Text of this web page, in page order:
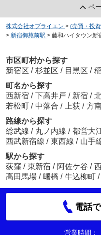
ペ
株式会社オブライエン > (売買・投
> 新宿御苑前駅 > 藤和ハイタウン新
市区町村から探す
新宿区 / 杉並区 / 目黒区 /
町名から探す
西新宿 / 下高井戸 / 新宿 /
若松町 / 中落合 / 上荻 / 方
路線から探す
総武線 / 丸ノ内線 / 都営大
西武新宿線 / 東西線 / 山手
駅から探す
荻窪 / 東新宿 / 阿佐ケ谷 /
高田馬場 / 曙橋 / 牛込柳町 /
電話
営業時間：